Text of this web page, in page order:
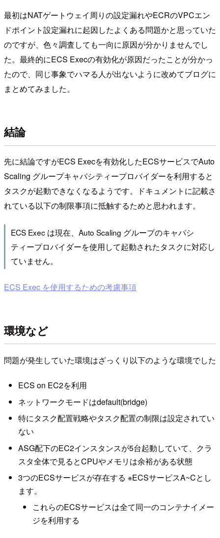
最初はNATゲートウェイ周りの設定漏れやECRのVPCエン
ドポイント設定漏れに起因したよくある問題かと思っていた
のですが、色々調査しても一向に原因が分かりませんでし
た。最終的にECS Execの有効化が原因だったことが分かっ
たので、同じ事象でハマる人が出ないように改めてブログに
まとめてみました。
結論
先に結論ですがECS Execを有効化したECSサービスでAuto
Scaling グループキャパシティープロバイダーを利用すると
タスクが起動できなくなるようです。ドキュメントに記載さ
れている以下の制限事項に抵触するためと思われます。
ECS Exec は現在、Auto Scaling グループのキャパシ
ティープロバイダーを使用して起動されたタスクに対応し
ていません。
ECS Exec を使用するための考慮事項
環境など
問題が発生していた環境はざっくり以下のような環境でした
ECS on EC2を利用
ネットワークモードはdefault(bridge)
特にタスク配置戦略やタスク配置の制限は設定されてい
ない
ASG配下のEC2インスタンスが5台起動していて、クラ
スタ全体で見るとCPUやメモリは余裕がある状態
3つのECSサービスが存在する ※ECSサービスA~Cとし
ます。
これらのECSサービスは全て同一のコンテナイメー
ジを利用する